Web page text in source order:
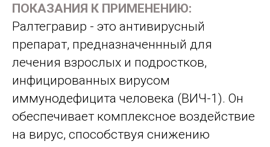
ПОКАЗАНИЯ К ПРИМЕНЕНИЮ:
Ралтегравир - это антивирусный
препарат, предназначеннный для
лечения взрослых и подростков,
инфицированных вирусом
иммунодефицита человека (ВИЧ-1). Он
обеспечивает комплексное воздействие
на вирус, способствуя снижению